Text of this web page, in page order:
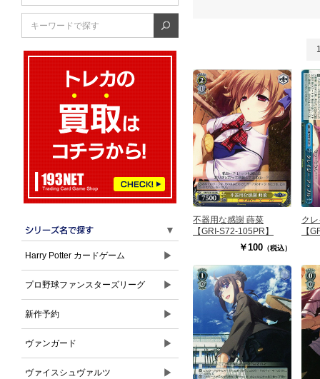
▼
Harry Potter カードゲーム ▶
プロ野球ファンスターズリーグ ▶
新作予約 ▶
ヴァンガード ▶
ヴァイスシュヴァルツ ▶
不器用な感謝 蒔菜
【GRI-S72-105PR】
￥100 （税込）
ク
【